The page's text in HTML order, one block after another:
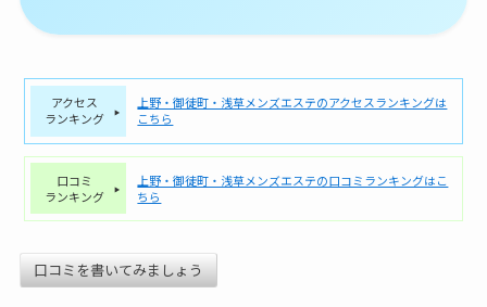
アクセス
ランキング
上野・御徒町・浅草メンズエステのアクセスランキングは
こちら
口コミ
ランキング
上野・御徒町・浅草メンズエステの口コミランキングはこ
ちら
口コミを書いてみましょう